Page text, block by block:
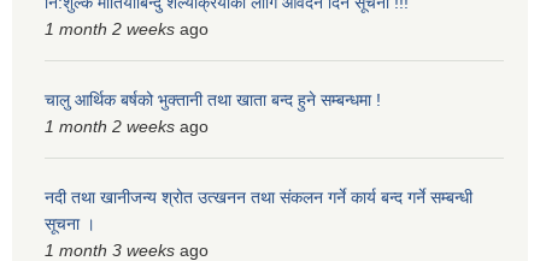
1 month 2 weeks ago
चालु आर्थिक बर्षको भुक्तानी तथा खाता बन्द हुने सम्बन्धमा !
1 month 2 weeks ago
नदी तथा खानीजन्य श्रोत उत्खनन तथा संकलन गर्ने कार्य बन्द गर्ने सम्बन्धी
सूचना ।
1 month 3 weeks ago